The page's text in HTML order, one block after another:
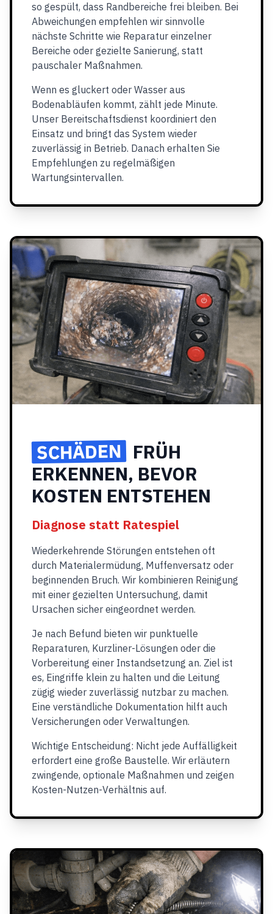
so gespült, dass Randbereiche frei bleiben. Bei
Abweichungen empfehlen wir sinnvolle
nächste Schritte wie Reparatur einzelner
Bereiche oder gezielte Sanierung, statt
pauschaler Maßnahmen.
Wenn es gluckert oder Wasser aus
Bodenabläufen kommt, zählt jede Minute.
Unser Bereitschaftsdienst koordiniert den
Einsatz und bringt das System wieder
zuverlässig in Betrieb. Danach erhalten Sie
Empfehlungen zu regelmäßigen
Wartungsintervallen.
SCHÄDEN FRÜH
ERKENNEN, BEVOR
KOSTEN ENTSTEHEN
Diagnose statt Ratespiel
Wiederkehrende Störungen entstehen oft
durch Materialermüdung, Muffenversatz oder
beginnenden Bruch. Wir kombinieren Reinigung
mit einer gezielten Untersuchung, damit
Ursachen sicher eingeordnet werden.
Je nach Befund bieten wir punktuelle
Reparaturen, Kurzliner-Lösungen oder die
Vorbereitung einer Instandsetzung an. Ziel ist
es, Eingriffe klein zu halten und die Leitung
zügig wieder zuverlässig nutzbar zu machen.
Eine verständliche Dokumentation hilft auch
Versicherungen oder Verwaltungen.
Wichtige Entscheidung: Nicht jede Auffälligkeit
erfordert eine große Baustelle. Wir erläutern
zwingende, optionale Maßnahmen und zeigen
Kosten-Nutzen-Verhältnis auf.